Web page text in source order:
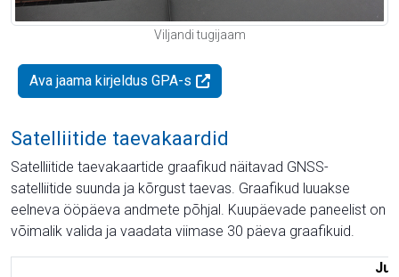
Viljandi tugijaam
Ava jaama kirjeldus GPA-s
Satelliitide taevakaardid
Satelliitide taevakaartide graafikud näitavad GNSS-
satelliitide suunda ja kõrgust taevas. Graafikud luuakse
eelneva ööpäeva andmete põhjal. Kuupäevade paneelist on
võimalik valida ja vaadata viimase 30 päeva graafikuid.